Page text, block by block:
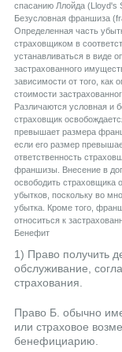
спасанию Ллойда (Lloyd's
Безусловная франшиза
Определенная часть
страховщиком в
устанавливаться в виде
застрахованного
зависимости от того, как
стоимости
Различаются условная и
страховщик
превышает размера
если его размер
ответственность
франшизы. Внесение в
освободить страховщика
убытков, поскольку во
убытка. Кроме того,
относиться к
Бенефит
1) Право получить
обслуживание,
страхования.
Право Б. обычно
или страховое
бенефициарию.